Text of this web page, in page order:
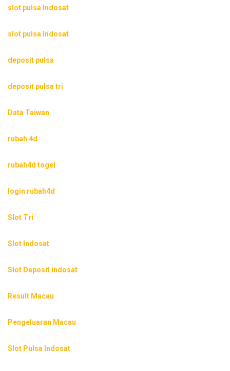
slot pulsa Indosat
slot pulsa Indosat
deposit pulsa
deposit pulsa tri
Data Taiwan
rubah 4d
rubah4d togel
login rubah4d
Slot Tri
Slot Indosat
Slot Deposit indosat
Result Macau
Pengeluaran Macau
Slot Pulsa Indosat